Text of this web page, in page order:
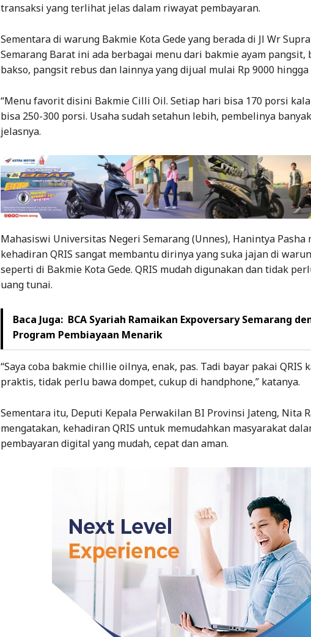
transaksi yang terlihat jelas dalam riwayat pembayaran.
Sementara di warung Bakmie Kota Gede yang berada di Jl Wr
Semarang Barat ini ada berbagai menu dari bakmie ayam pangsit,
bakso, pangsit rebus dan lainnya yang dijual mulai Rp 9000 hingga
“Menu favorit disini Bakmie Cilli Oil. Setiap hari bisa 170 porsi
bisa 250-300 porsi. Usaha sudah setahun lebih, pembelinya
jelasnya.
Mahasiswi Universitas Negeri Semarang (Unnes), Hanintya Pasha
kehadiran QRIS sangat membantu dirinya yang suka jajan di
seperti di Bakmie Kota Gede. QRIS mudah digunakan dan tidak
uang tunai.
Baca Juga: BCA Syariah Ramaikan Expoversary Semarang
Program Pembiayaan Menarik
“Saya coba bakmie chillie oilnya, enak, pas. Tadi bayar pakai QRIS
praktis, tidak perlu bawa dompet, cukup di handphone,” katanya.
Sementara itu, Deputi Kepala Perwakilan BI Provinsi Jateng, Nita
mengatakan, kehadiran QRIS untuk memudahkan masyarakat
pembayaran digital yang mudah, cepat dan aman.